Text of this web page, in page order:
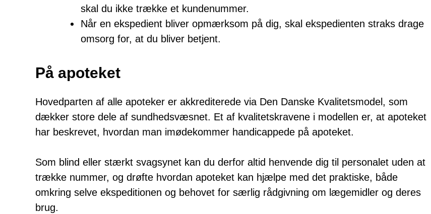
skal du ikke trække et kundenummer.
Når en ekspedient bliver opmærksom på dig, skal ekspedienten straks drage
omsorg for, at du bliver betjent.
På apoteket
Hovedparten af alle apoteker er akkrediterede via Den Danske Kvalitetsmodel, som
dækker store dele af sundhedsvæsnet. Et af kvalitetskravene i modellen er, at apoteket
har beskrevet, hvordan man imødekommer handicappede på apoteket.
Som blind eller stærkt svagsynet kan du derfor altid henvende dig til personalet uden at
trække nummer, og drøfte hvordan apoteket kan hjælpe med det praktiske, både
omkring selve ekspeditionen og behovet for særlig rådgivning om lægemidler og deres
brug.